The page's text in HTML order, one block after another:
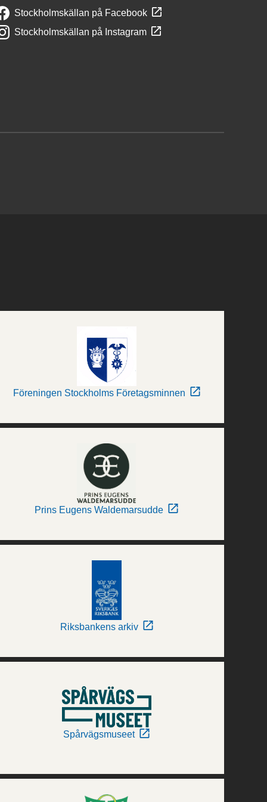
Stockholmskällan på Facebook
Stockholmskällan på Instagram
Föreningen Stockholms Företagsminnen
Prins Eugens Waldemarsudde
Riksbankens arkiv
Spårvägsmuseet